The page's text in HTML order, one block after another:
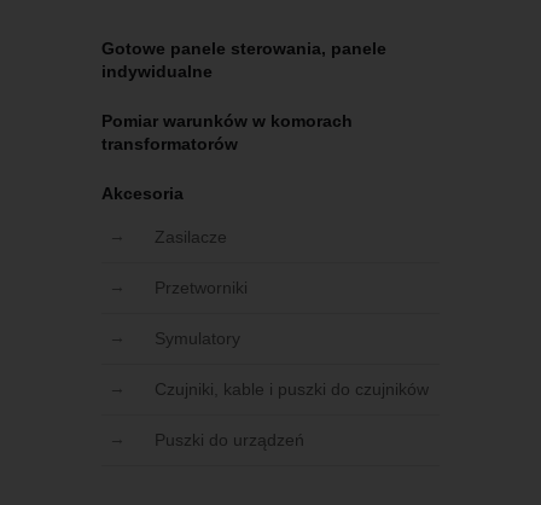
Gotowe panele sterowania, panele
indywidualne
Pomiar warunków w komorach
transformatorów
Akcesoria
Zasilacze
Przetworniki
Symulatory
Czujniki, kable i puszki do czujników
Puszki do urządzeń